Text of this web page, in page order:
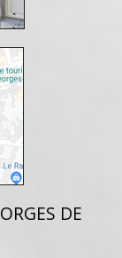
DE